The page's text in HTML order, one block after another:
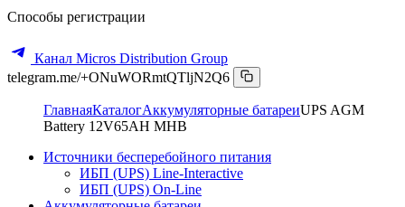
Способы регистрации
Канал Micros Distribution Group
telegram.me/+ONuWORmtQTljN2Q6
ГлавнаяКаталогАккумуляторные батареиUPS AGM
Battery 12V65AH MHB
Источники бесперебойного питания
ИБП (UPS) Line-Interactive
ИБП (UPS) On-Line